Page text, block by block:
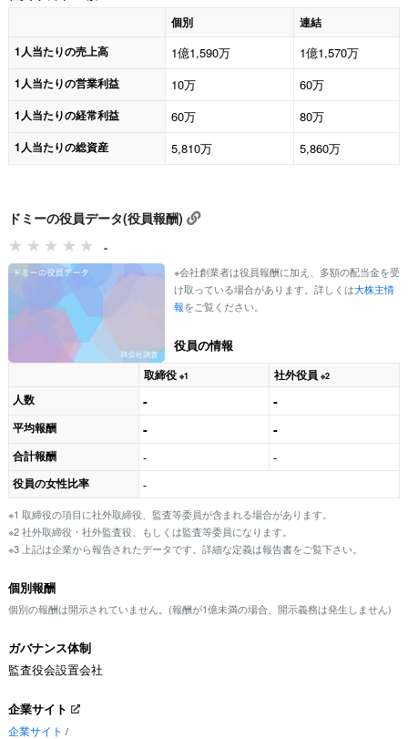
個別
連結
1人当たりの売上高
1億1,590万 1億1,570万
1人当たりの営業利益 10万 60万
1人当たりの経常利益 60万 80万
1人当たりの総資産 5,810万 5,860万
ドミーの役員データ(役員報酬)
-
※会社創業者は役員報酬に加え、多額の配当金を受
け取っている場合があります。詳しくは大株主情
報をご覧ください。
役員の情報
取締役 ※1 社外役員 ※2
人数 - -
平均報酬 - -
合計報酬 - -
役員の女性比率 -
※1 取締役の項目に社外取締役、監査等委員が含まれる場合があります。
※2 社外取締役・社外監査役、もしくは監査等委員になります。
※3 上記は企業から報告されたデータです。詳細な定義は報告書をご覧下さい。
個別報酬
個別の報酬は開示されていません。(報酬が1億未満の場合、開示義務は発生しません)
ガバナンス体制
監査役会設置会社
企業サイト
企業サイト /